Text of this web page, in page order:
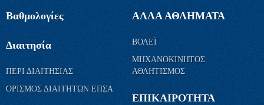
Βαθμολογίες
Διαιτησία
ΠΕΡΙ ΔΙΑΙΤΗΣΙΑΣ
ΟΡΙΣΜΟΣ ΔΙΑΙΤΗΤΩΝ ΕΠΣΑ
ΑΛΛΑ ΑΘΛΗΜΑΤΑ
ΒΟΛΕΪ
ΜΗΧΑΝΟΚΙΝΗΤΟΣ
ΑΘΛΗΤΙΣΜΟΣ
ΕΠΙΚΑΙΡΟΤΗΤΑ